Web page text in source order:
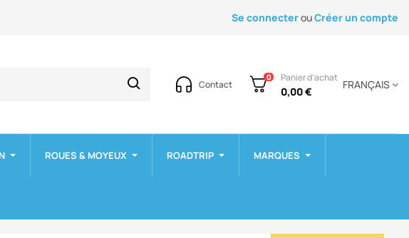
Se connecterouCréer un compte
Contact
0 Panier d'achat
0,00 €
FRANÇAIS
ROUES & MOYEUX ROADTRIP MARQUES